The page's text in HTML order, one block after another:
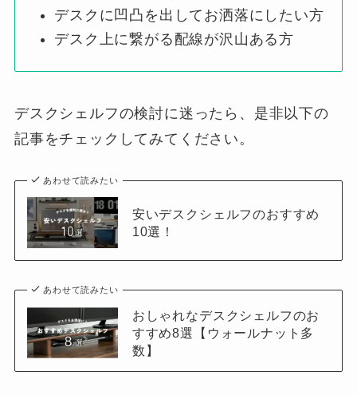
デスクに凹凸を出してお洒落にしたい方
デスク上に繋がる配線が沢山ある方
デスクシェルフの検討に迷ったら、是非以下の
記事をチェックしてみてください。
あわせて読みたい
安いデスクシェルフのおすすめ
10選！
あわせて読みたい
おしゃれなデスクシェルフのお
すすめ8選【ウォールナット多
数】